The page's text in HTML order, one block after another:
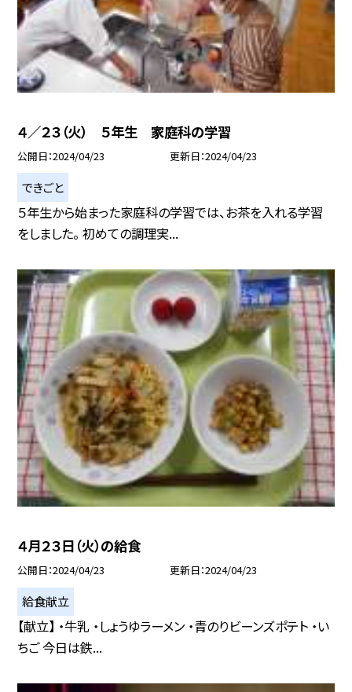
４／２３（火） ５年生 家庭科の学習
公開日 2024/04/23 更新日 2024/04/23
できごと
５年生から始まった家庭科の学習では、お茶を入れる学習
をしました。 初めての調理実...
４月２３日（火）の給食
公開日 2024/04/23 更新日 2024/04/23
給食献立
【献立】 ・牛乳 ・しょうゆラーメン ・青のりビーンズポテト ・い
ちご 今日は鉄...